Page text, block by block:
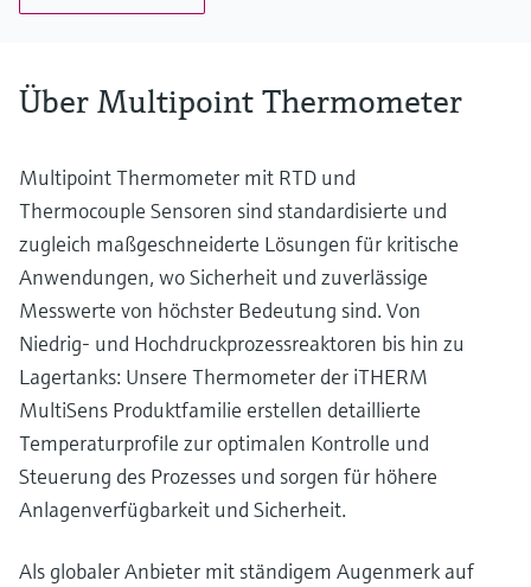
Über Multipoint Thermometer
Multipoint Thermometer mit RTD und
Thermocouple Sensoren sind standardisierte und
zugleich maßgeschneiderte Lösungen für kritische
Anwendungen, wo Sicherheit und zuverlässige
Messwerte von höchster Bedeutung sind. Von
Niedrig- und Hochdruckprozessreaktoren bis hin zu
Lagertanks: Unsere Thermometer der iTHERM
MultiSens Produktfamilie erstellen detaillierte
Temperaturprofile zur optimalen Kontrolle und
Steuerung des Prozesses und sorgen für höhere
Anlagenverfügbarkeit und Sicherheit.
Als globaler Anbieter mit ständigem Augenmerk auf